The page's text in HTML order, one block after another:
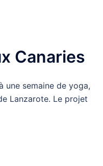
Canaries
une semaine de yoga,
Lanzarote. Le projet